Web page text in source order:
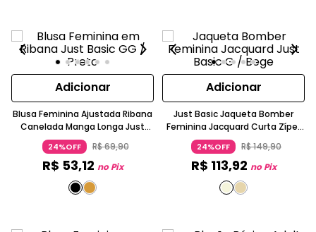
Adicionar
Blusa Feminina Ajustada Ribana
Canelada Manga Longa Just
Basic
24%OFF R$69,90
R$ 53,12 no Pix
Adicionar
Just Basic Jaqueta Bomber
Feminina Jacquard Curta Zíper
Gola Alta Manga Longa
24%OFF R$149,90
R$ 113,92 no Pix